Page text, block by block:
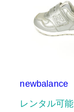
newbalance
レンタル可能